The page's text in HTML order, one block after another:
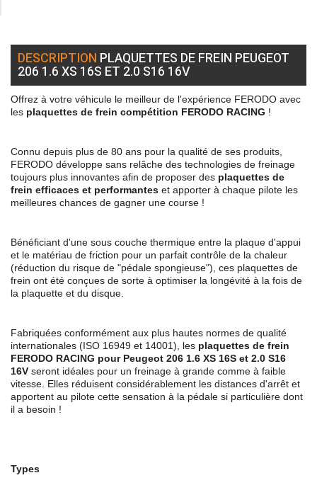
DESCRIPTION PLAQUETTES DE FREIN PEUGEOT
206 1.6 XS 16S ET 2.0 S16 16V
Offrez à votre véhicule le meilleur de l'expérience FERODO avec
les plaquettes de frein compétition FERODO RACING !
Connu depuis plus de 80 ans pour la qualité de ses produits,
FERODO développe sans relâche des technologies de freinage
toujours plus innovantes afin de proposer des plaquettes de
frein efficaces et performantes et apporter à chaque pilote les
meilleures chances de gagner une course !
Bénéficiant d'une sous couche thermique entre la plaque d'appui
et le matériau de friction pour un parfait contrôle de la chaleur
(réduction du risque de "pédale spongieuse"), ces plaquettes de
frein ont été conçues de sorte à optimiser la longévité à la fois de
la plaquette et du disque.
Fabriquées conformément aux plus hautes normes de qualité
internationales (ISO 16949 et 14001), les plaquettes de frein
FERODO RACING pour Peugeot 206 1.6 XS 16S et 2.0 S16
16V seront idéales pour un freinage à grande comme à faible
vitesse. Elles réduisent considérablement les distances d'arrêt et
apportent au pilote cette sensation à la pédale si particulière dont
il a besoin !
Types